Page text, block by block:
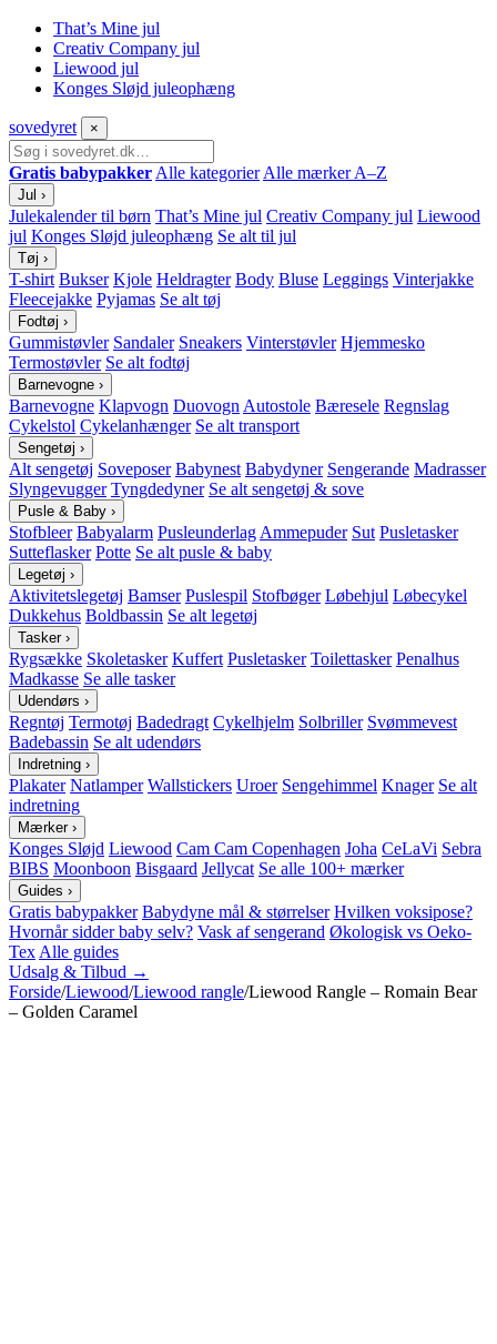
That’s Mine jul
Creativ Company jul
Liewood jul
Konges Sløjd juleophæng
sovedyret ×
Gratis babypakker Alle kategorier Alle mærker A–Z
Jul ›
Julekalender til børn That’s Mine jul Creativ Company jul Liewood
jul Konges Sløjd juleophæng Se alt til jul
Tøj ›
T-shirt Bukser Kjole Heldragter Body Bluse Leggings Vinterjakke
Fleecejakke Pyjamas Se alt tøj
Fodtøj ›
Gummistøvler Sandaler Sneakers Vinterstøvler Hjemmesko
Termostøvler Se alt fodtøj
Barnevogne ›
Barnevogne Klapvogn Duovogn Autostole Bæresele Regnslag
Cykelstol Cykelanhænger Se alt transport
Sengetøj ›
Alt sengetøj Soveposer Babynest Babydyner Sengerande Madrasser
Slyngevugger Tyngdedyner Se alt sengetøj & sove
Pusle & Baby ›
Stofbleer Babyalarm Pusleunderlag Ammepuder Sut Pusletasker
Sutteflasker Potte Se alt pusle & baby
Legetøj ›
Aktivitetslegetøj Bamser Puslespil Stofbøger Løbehjul Løbecykel
Dukkehus Boldbassin Se alt legetøj
Tasker ›
Rygsække Skoletasker Kuffert Pusletasker Toilettasker Penalhus
Madkasse Se alle tasker
Udendørs ›
Regntøj Termotøj Badedragt Cykelhjelm Solbriller Svømmevest
Badebassin Se alt udendørs
Indretning ›
Plakater Natlamper Wallstickers Uroer Sengehimmel Knager Se alt
indretning
Mærker ›
Konges Sløjd Liewood Cam Cam Copenhagen Joha CeLaVi Sebra
BIBS Moonboon Bisgaard Jellycat Se alle 100+ mærker
Guides ›
Gratis babypakker Babydyne mål & størrelser Hvilken voksipose?
Hvornår sidder baby selv? Vask af sengerand Økologisk vs Oeko-
Tex Alle guides
Udsalg & Tilbud →
Forside/Liewood/Liewood rangle/Liewood Rangle – Romain Bear
– Golden Caramel